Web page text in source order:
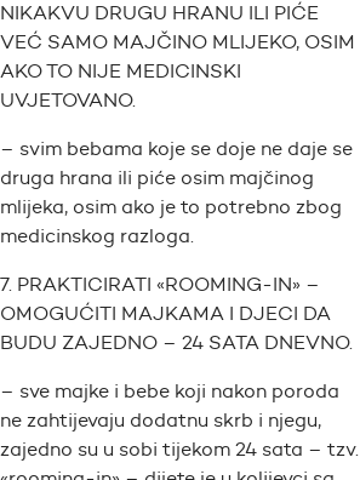
NIKAKVU DRUGU HRANU ILI PIĆE
VEĆ SAMO MAJČINO MLIJEKO, OSIM
AKO TO NIJE MEDICINSKI
UVJETOVANO.
– svim bebama koje se doje ne daje se
druga hrana ili piće osim majčinog
mlijeka, osim ako je to potrebno zbog
medicinskog razloga.
7. PRAKTICIRATI «ROOMING-IN» –
OMOGUĆITI MAJKAMA I DJECI DA
BUDU ZAJEDNO – 24 SATA DNEVNO.
– sve majke i bebe koji nakon poroda
ne zahtijevaju dodatnu skrb i njegu,
zajedno su u sobi tijekom 24 sata – tzv.